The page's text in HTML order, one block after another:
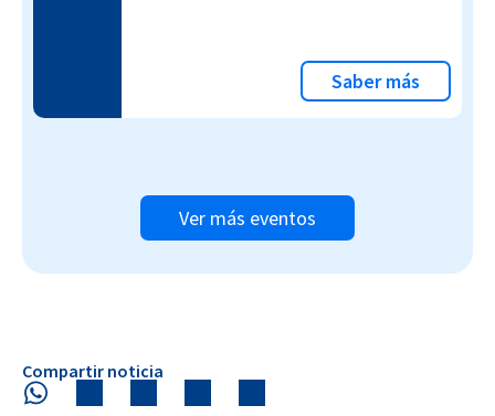
Saber más
Ver más eventos
Compartir noticia